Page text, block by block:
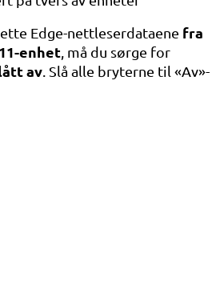
Edge-nettleserdataene fra
enhet, må du sørge for
av. Slå alle bryterne til «Av»-